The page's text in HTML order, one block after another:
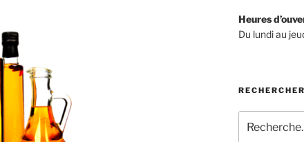
Heures
Du lundi au
RECHERCHER
pour